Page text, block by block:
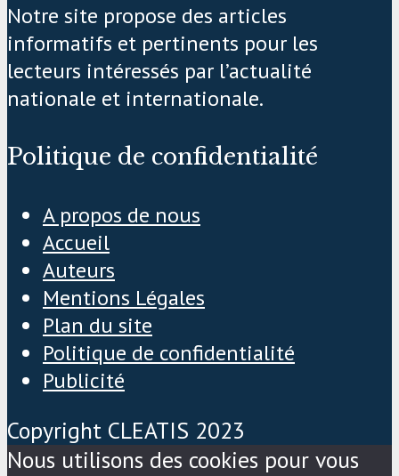
Notre site propose des articles
informatifs et pertinents pour les
lecteurs intéressés par l’actualité
nationale et internationale.
Politique de confidentialité
A propos de nous
Accueil
Auteurs
Mentions Légales
Plan du site
Politique de confidentialité
Publicité
Copyright CLEATIS 2023
Nous utilisons des cookies pour vous